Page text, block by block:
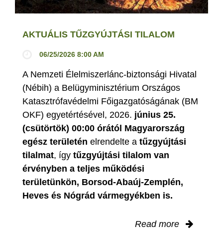
AKTUÁLIS TŰZGYÚJTÁSI TILALOM
06/25/2026 8:00 AM
A Nemzeti Élelmiszerlánc-biztonsági Hivatal
(Nébih) a Belügyminisztérium Országos
Katasztrófavédelmi Főigazgatóságának (BM
OKF) egyetértésével, 2026. június 25.
(csütörtök) 00:00 órától Magyarország
egész területén elrendelte a tűzgyújtási
tilalmat, így tűzgyújtási tilalom van
érvényben a teljes működési
területünkön, Borsod-Abaúj-Zemplén,
Heves és Nógrád vármegyékben is.
Read more